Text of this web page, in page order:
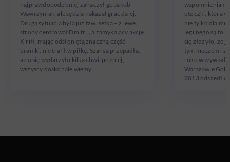
najprawdopodobniej zahaczył go Jakub
Wawrzyniak, ale sędzia nakazał grać dalej.
Druga sytuacja była już tzw. setką – z lewej
strony centrował Dmitrij, a zamykający akcję
Kiriłł, mając odsłoniętą znaczną część
bramki, nie trafił w piłkę. Szansa przepadła,
a co się wydarzyło kilka chwil później,
wszyscy doskonale wiemy.
wspomnieniami
otoczki, która
nie tylko dla
legijnego są to
się złożyło, że
tym meczem i z
roku w
Warszawie Gol
2013 odszedł